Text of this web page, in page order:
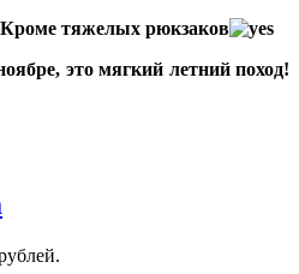
Кроме тяжелых рюкзаков
это мягкий летний поход!